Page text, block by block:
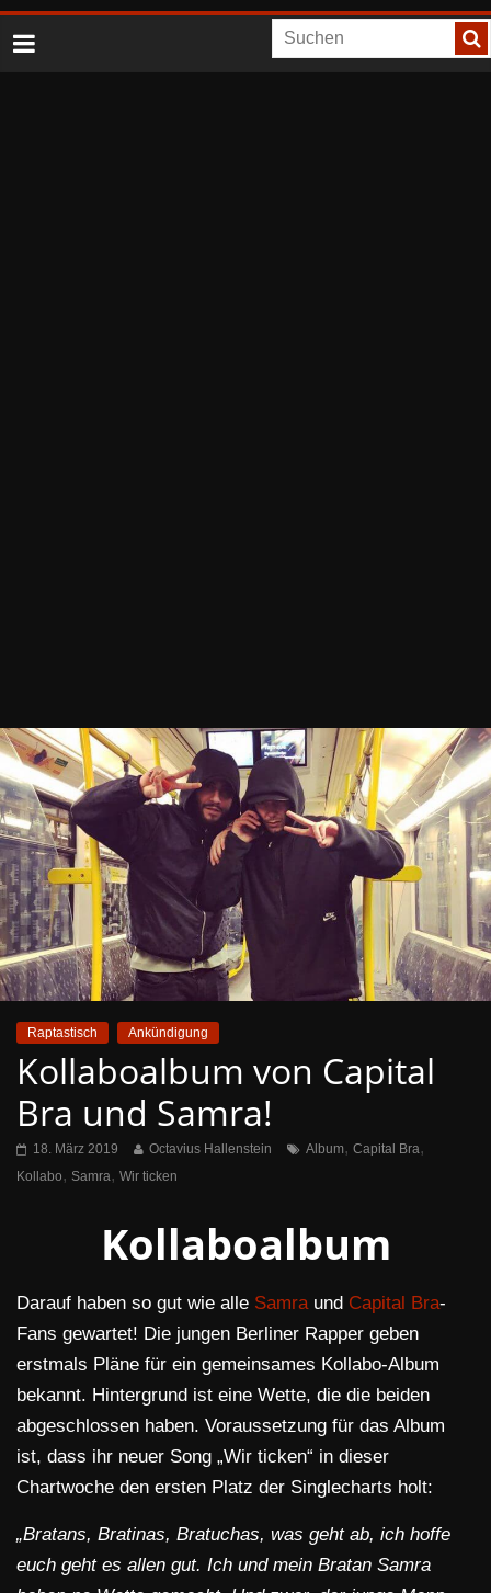
Raptastisch Ankündigung
Kollaboalbum von Capital
Bra und Samra!
18. März 2019 Octavius Hallenstein Album, Capital Bra,
Kollabo, Samra, Wir ticken
Kollaboalbum
Darauf haben so gut wie alle Samraund Capital Bra-
Fans gewartet! Die jungen Berliner Rapper geben
erstmals Pläne für ein gemeinsames Kollabo-Album
bekannt. Hintergrund ist eine Wette, die die beiden
abgeschlossen haben. Voraussetzung für das Album
ist, dass ihr neuer Song „Wir ticken“ in dieser
Chartwoche den ersten Platz der Singlecharts holt:
„Bratans, Bratinas, Bratuchas, was geht ab, ich hoffe
euch geht es allen gut. Ich und mein Bratan Samra